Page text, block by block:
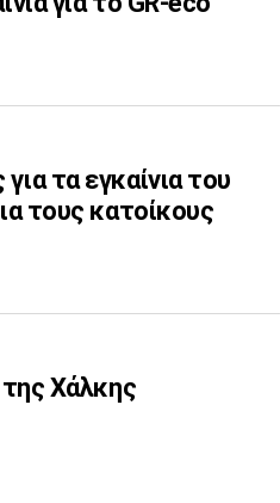
τα εγκαίνια του
τους κατοίκους
της Χάλκης